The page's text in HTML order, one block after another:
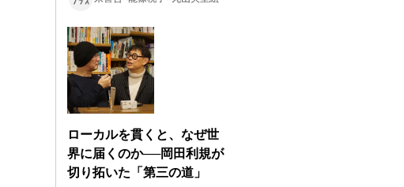
ローカルを貫くと、なぜ世
界に届くのか──岡田利規が
切り拓いた「第三の道」